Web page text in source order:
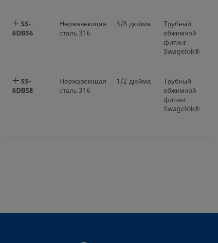
SS-
6DBS6
Нержавеющая
сталь 316
3/8 дюйма
Трубный
обжимной
фитинг
Swagelok®
SS-
6DBS8
Нержавеющая
сталь 316
1/2 дюйма
Трубный
обжимной
фитинг
Swagelok®